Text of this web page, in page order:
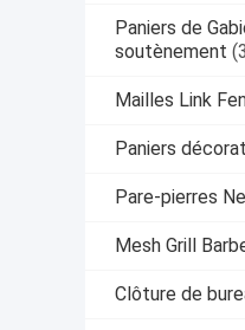
Paniers de
soutènement
Mailles Link
Paniers
Pare-pierres
Mesh Grill
Clôture de